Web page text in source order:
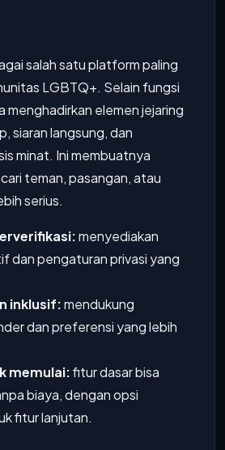
salah satu platform paling
LGBTQ+. Selain fungsi
menghadirkan elemen jejaring
siaran langsung, dan
minat. Ini membuatnya
teman, pasangan, atau
serius.
menyediakan
dan pengaturan privasi yang
inklusif:mendukung
dan preferensi yang lebih
memulai:fitur dasar bisa
biaya, dengan opsi
fitur lanjutan.